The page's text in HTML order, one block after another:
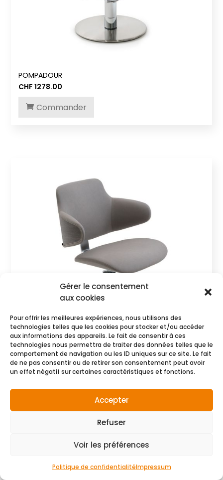
Gérer le consentement
aux cookies
Pour offrir les meilleures expériences, nous utilisons des
technologies telles que les cookies pour stocker et/ou accéder
aux informations des appareils. Le fait de consentir à ces
technologies nous permettra de traiter des données telles que le
comportement de navigation ou les ID uniques sur ce site. Le fait
de ne pas consentir ou de retirer son consentement peut avoir
un effet négatif sur certaines caractéristiques et fonctions.
Accepter
Refuser
Voir les préférences
Politique de confidentialitéImpressum
POMPADOUR
CHF 1278.00
Commander
GREEN HUG